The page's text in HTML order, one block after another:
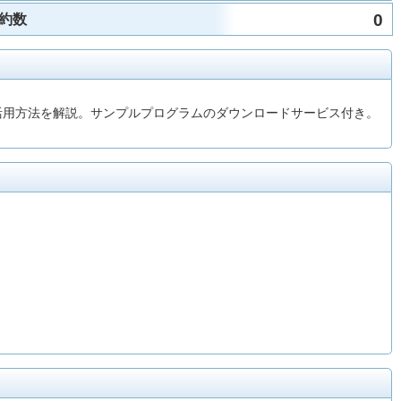
数 0
法を解説。サンプルプログラムのダウンロードサービス付き。